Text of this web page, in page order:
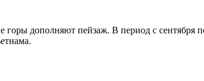
дополняют пейзаж. В период с сентября